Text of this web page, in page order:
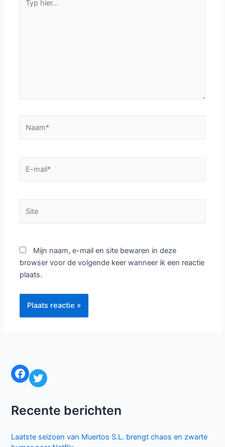
hier...
mail*
Mijn naam, e-mail en site bewaren in deze
browser voor de volgende keer wanneer ik een reactie
plaats.
Facebook Twitter
Recente berichten
Laatste seizoen van Muertos S.L. brengt chaos en zwarte